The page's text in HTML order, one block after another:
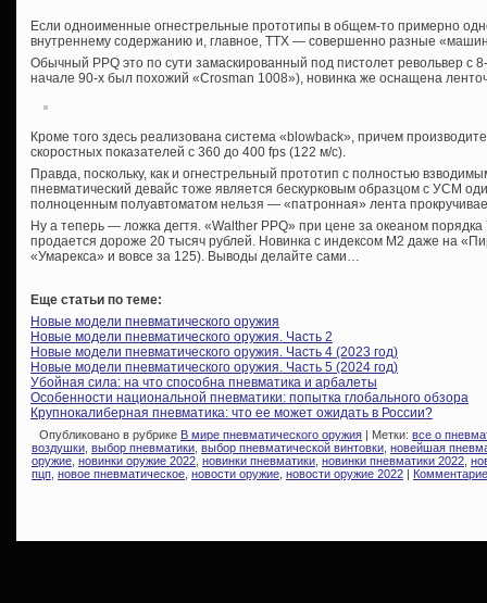
Если одноименные огнестрельные прототипы в общем-то примерно
внутреннему содержанию и, главное, ТТХ — совершенно разные
Обычный PPQ это по сути замаскированный под пистолет револьвер с
начале 90-х был похожий «Crosman 1008»), новинка же оснащена
Кроме того здесь реализована система «blowback», причем
скоростных показателей с 360 до 400 fps (122 м/с).
Правда, поскольку, как и огнестрельный прототип с полностью
пневматический девайс тоже является бескурковым образцом с УСМ
полноценным полуавтоматом нельзя — «патронная» лента
Ну а теперь — ложка дегтя. «Walther PPQ» при цене за океаном
продается дороже 20 тысяч рублей. Новинка с индексом М2 даже на
«Умарекса» и вовсе за 125). Выводы делайте сами…
Еще статьи по теме:
Новые модели пневматического оружия
Новые модели пневматического оружия. Часть 2
Новые модели пневматического оружия. Часть 4 (2023 год)
Новые модели пневматического оружия. Часть 5 (2024 год)
Убойная сила: на что способна пневматика и арбалеты
Особенности национальной пневматики: попытка глобального обзора
Крупнокалиберная пневматика: что ее может ожидать в России?
Опубликовано в рубрике В мире пневматического оружия | Метки: все о
воздушки выбор пневматики выбор пневматической винтовки новейшая
оружие новинки оружие 2022 новинки пневматики новинки пневматики 2022
пцп новое пневматическое новости оружие новости оружие 2022 |